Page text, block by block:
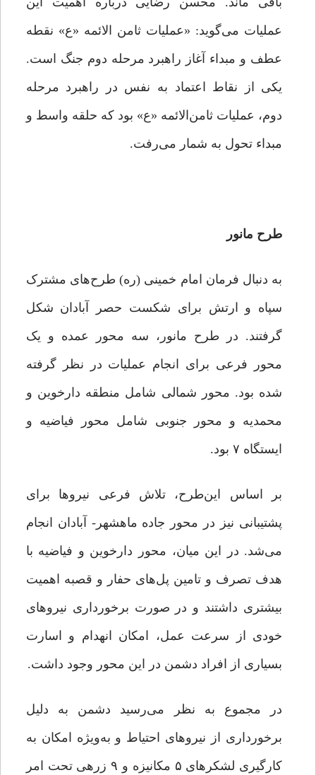
عملیات می‌گوید: «عملیات ثامن الائمه «ع» نقطه
عطف و مبداء آغاز راهبرد مرحله دوم جنگ است.
یکی از نقاط اعتماد به نفس در راهبرد مرحله
دوم، عملیات ثامن‌الائمه «ع» بود که حلقه واسط و
مبداء تحول به شمار می‌رفت.
طرح مانور
به دنبال فرمان امام خمینی (ره) طرح‌های مشترک
سپاه و ارتش برای شکست حصر آبادان شکل
گرفتند. در طرح مانور، سه محور عمده و یک
محور فرعی برای انجام عملیات در نظر گرفته
شده بود. محور شمالی شامل منطقه دارخوین و
محمدیه و محور جنوبی شامل محور فیاضیه و
ایستگاه ۷ بود.
بر اساس این‌طرح، تلاش فرعی نیروها برای
پشتیبانی نیز در محور جاده ماهشهر- آبادان انجام
می‌شد. در این میان، محور دارخوین و فیاضیه با
هدف تصرف و تامین پل‌های حفار و قصبه اهمیت
بیشتری داشتند و در صورت برخورداری نیروهای
خودی از سرعت عمل، امکان انهدام و اسارت
بسیاری از افراد دشمن در این محور وجود داشت.
در مجموع به نظر می‌رسید دشمن به دلیل
برخورداری از نیروهای احتیاط و به‌ویژه امکان به
کارگیری لشکرهای ۵ مکانیزه و ۹ زرهی تحت امر